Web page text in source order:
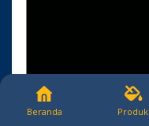
Beranda Produk